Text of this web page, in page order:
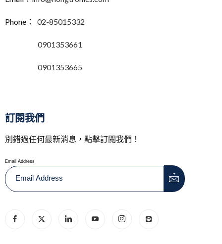
Phone： 02-85015332
0901353661
0901353665
訂閱我們
別錯過任何最新消息，點擊訂閱我們！
Email Address